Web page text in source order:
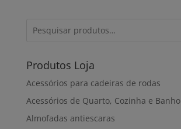
Produtos Loja
Acessórios para cadeiras de rodas
Acessórios de Quarto, Cozinha e Banho
Almofadas antiescaras